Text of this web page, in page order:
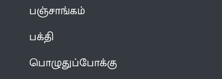
பஞ்சாங்கம்
பக்தி
பொழுதுப்போக்கு